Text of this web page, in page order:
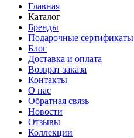
Главная
Каталог
Бренды
Подарочные сертификаты
Блог
Доставка и оплата
Возврат заказа
Контакты
О нас
Обратная связь
Новости
Отзывы
Коллекции